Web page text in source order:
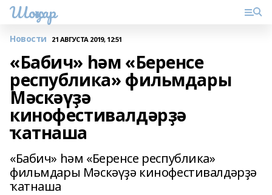
Шоңҡар
Новости 21 АВГУСТА 2019, 12:51
«Бабич» һәм «Беренсе
республика» фильмдары
Мәскәүҙә
кинофестивалдәрҙә
ҡатнаша
«Бабич» һәм «Беренсе республика»
фильмдары Мәскәүҙә кинофестивалдәрҙә
ҡатнаша